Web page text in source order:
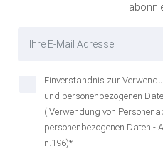
Einverständnis zur
und personenbezogenen
( Verwendung von
personenbezogenen Daten -
n.196)*